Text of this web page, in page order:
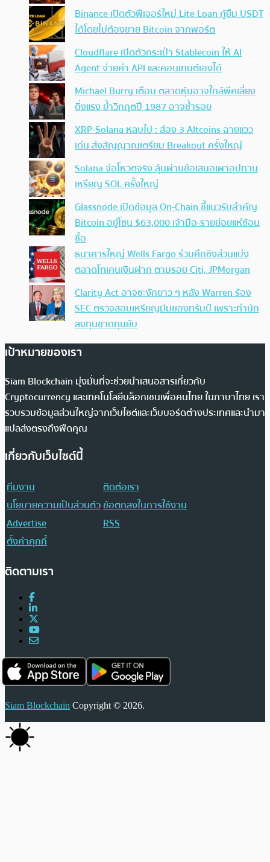
Binance เปิดตัวฟีเจอร์ใหม่ Lite Loan กู้ยืม USDT
ได้โดยไม่ต้องขาย Bitcoin จากพอร์ต
Cloudflare เปิดตัวกระเป๋า Stablecoin ให้ AI
Agent จ่ายค่า API และคอนเทนต์เองได้
Michael Burry เตือน ตลาดหุ้นอาจใกล้พีคเสี่ยง
ดิ่งแรง ย้ำวิกฤตปี 1987 อาจซ้ำรอย
XRP-Solana หลบไป : ส่อง 3 Altcoins ฉายแวว
เด่น ส่งสัญญาณเตรียม Breakout ครั้งใหญ่
Solana จ่อโหวตจริง ลุ้นผ่านข้อเสนอเผาอุปทาน
เหรียญ SOL ครั้งใหญ่
Glassnode เปิดข้อมูล On-Chain ชี้แนวรับสำคัญ
Bitcoin อยู่โซน $63,000 เจ้ามือ-รายย่อยแห่ช้อน
ซื้อ
ธนาคารใหญ่ Wells Fargo ร่วมศึกชิงส่วนแบ่ง
ตลาดโทเคนเงินฝาก ตามรอย Citi, JPMorgan
Clarity Act อาจชะงักยาว ๆ หลัง Warren ร้อง
SEC ตรวจสอบเหรียญมีมของทรัมป์ เพราะทำนัก
ลงทุนขาดทุนยับ
เป้าหมายของเรา
Siam Blockchain มุ่งมั่นที่จะช่วยนำเสนอสารเกี่ยวกับ
Cryptocurrency และเทคโนโลยีบล็อกเชนเพื่อคนไทย ในภาษาไทย เรา
รวบรวมข้อมูลส่วนใหญ่จากเว็บไซต์และเว็บบอร์ดต่างประเทศและนำมา
แปลส่งตรงถึงฟีดคุณ
เกี่ยวกับเว็บไซต์นี้
ทีมงาน
ติดต่อเรา
นโยบายความเป็นส่วนตัวข้อตกลงในการใช้งาน
Advertise
RSS
ตั้งค่าคุกกี้
ติดตามเรา
Siam Blockchain Copyright © 2026.